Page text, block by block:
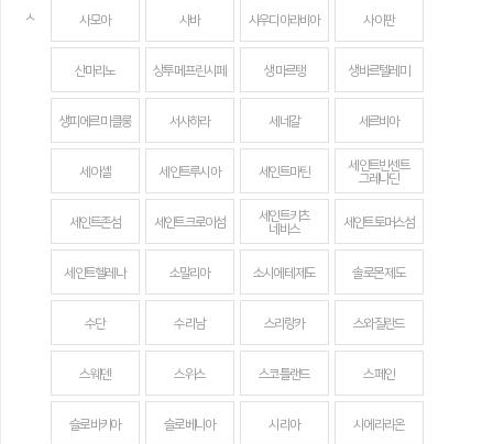
ㅅ 사모아 사바 사우디아라비아 사이판
산마리노 상투메 프린시페 생 마르탱 생바르텔레미
생피에르 미클롱 서사하라 세네갈 세르비아
세이셸 세인트루시아 세인트마틴
세인트빈센트
그레나딘
세인트존섬 세인트크로이섬
세인트키츠
네비스
세인트토머스섬
세인트헬레나 소말리아 소시에테 제도 솔로몬 제도
수단 수리남 스리랑카 스와질란드
스웨덴 스위스 스코틀랜드 스페인
슬로바키아 슬로베니아 시리아 시에라리온